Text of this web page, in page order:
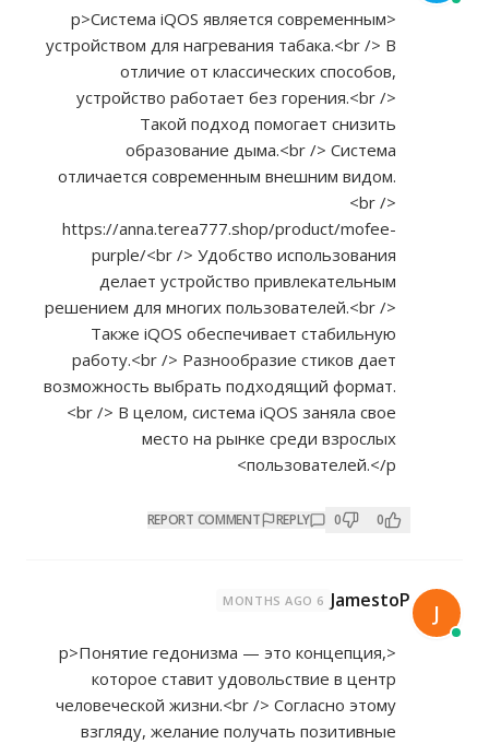
<p>Система iQOS является современным
устройством для нагревания табака.<br /> В
отличие от классических способов,
устройство работает без горения.<br />
Такой подход помогает снизить
образование дыма.<br /> Система
отличается современным внешним видом.
<br />
https://anna.terea777.shop/product/mofee-
purple/<br /> Удобство использования
делает устройство привлекательным
решением для многих пользователей.<br />
Также iQOS обеспечивает стабильную
работу.<br /> Разнообразие стиков дает
возможность выбрать подходящий формат.
<br /> В целом, система iQOS заняла свое
место на рынке среди взрослых
пользователей.</p>
0
0
REPLY
REPORT COMMENT
J
JamestoP
6 MONTHS AGO
<p>Понятие гедонизма — это концепция,
которое ставит удовольствие в центр
человеческой жизни.<br /> Согласно этому
взгляду, желание получать позитивные